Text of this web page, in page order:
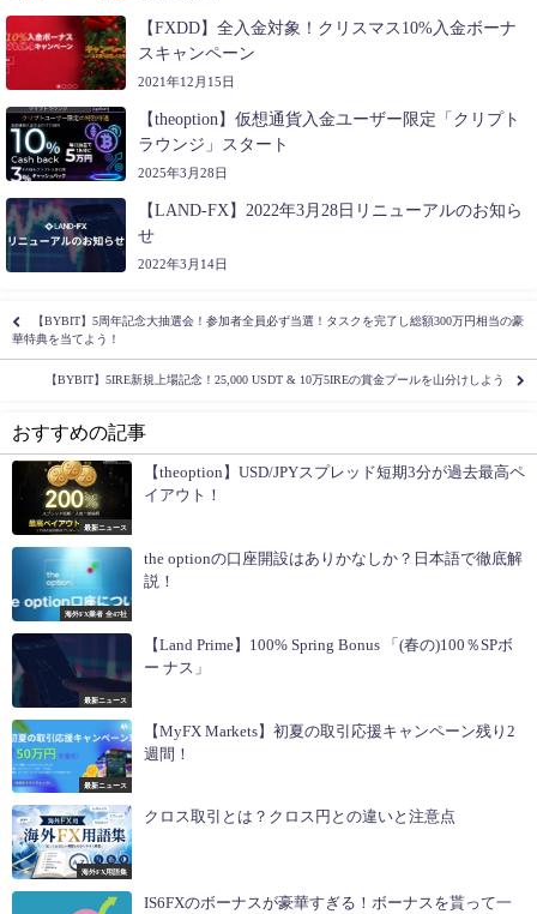
【FXDD】全入金対象！クリスマス10%入金ボーナ
スキャンペーン
2021年12月15日
【theoption】仮想通貨入金ユーザー限定「クリプト
ラウンジ」スタート
2025年3月28日
【LAND-FX】2022年3月28日リニューアルのお知ら
せ
2022年3月14日
【BYBIT】5周年記念大抽選会！参加者全員必ず当選！タスクを完了し総額300万円相当の豪
華特典を当てよう！
【BYBIT】5IRE新規上場記念！25,000 USDT & 10万5IREの賞金プールを山分けしよう
おすすめの記事
最新ニュース
【theoption】USD/JPYスプレッド短期3分が過去最高ペ
イアウト！
海外FX業者 全47社
the optionの口座開設はありかなしか？日本語で徹底解
説！
最新ニュース
【Land Prime】100% Spring Bonus 「(春の)100％SPボ
ー ナス」
最新ニュース
【MyFX Markets】初夏の取引応援キャンペーン残り2
週間！
海外FX用語集
クロス取引とは？クロス円との違いと注意点
IS6FXのボーナスが豪華すぎる！ボーナスを貰って一